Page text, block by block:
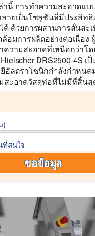
านี้ การทำความสะอาดแบ
ายเป็นโซลูชันที่มีประสิท
ด้วยการผสานการสั่นสะ
อมการผลิตอย่างต่อเนื่อง
วามสะอาดที่เหนือกว่าโ
DRS2500-4S เ
อัลตราโซนิกกำลังกำหนด
สะอาดวัสดุท่อที่ไม่มีที่สิ้นสุ
)
สนใจ
ขอข้อมูล